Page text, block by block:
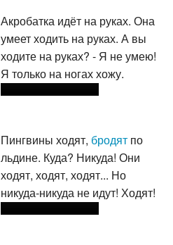
Акробатка идёт на руках. Она
умеет ходить на руках. А вы
ходите на руках? - Я не умею!
Я только на ногах хожу.
Пингвины ходят, бродятпо
льдине. Куда? Никуда! Они
ходят, ходят, ходят... Но
никуда-никуда не идут! Ходят!